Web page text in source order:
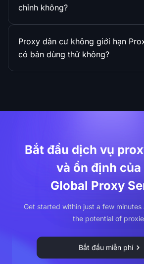
chỉnh không?
Proxy dân cư không giới hạn
có bản dùng thử không?
Bắt đầu dịch vụ
và ổn định của
Global Proxy
Get started within just a few minutes
the potential of
Bắt đầu miễn phí